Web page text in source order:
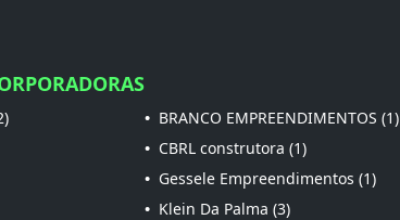
• BRANCO EMPREENDIMENTOS (1)
• CBRL construtora (1)
• Gessele Empreendimentos (1)
• Klein Da Palma (3)